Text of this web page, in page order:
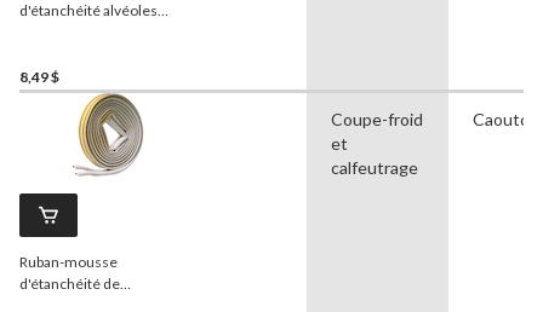
d'étanchéité alvéoles
8,49 $
Ruban-mousse
d'étanchéité de
Coupe-froid
et
calfeutrage